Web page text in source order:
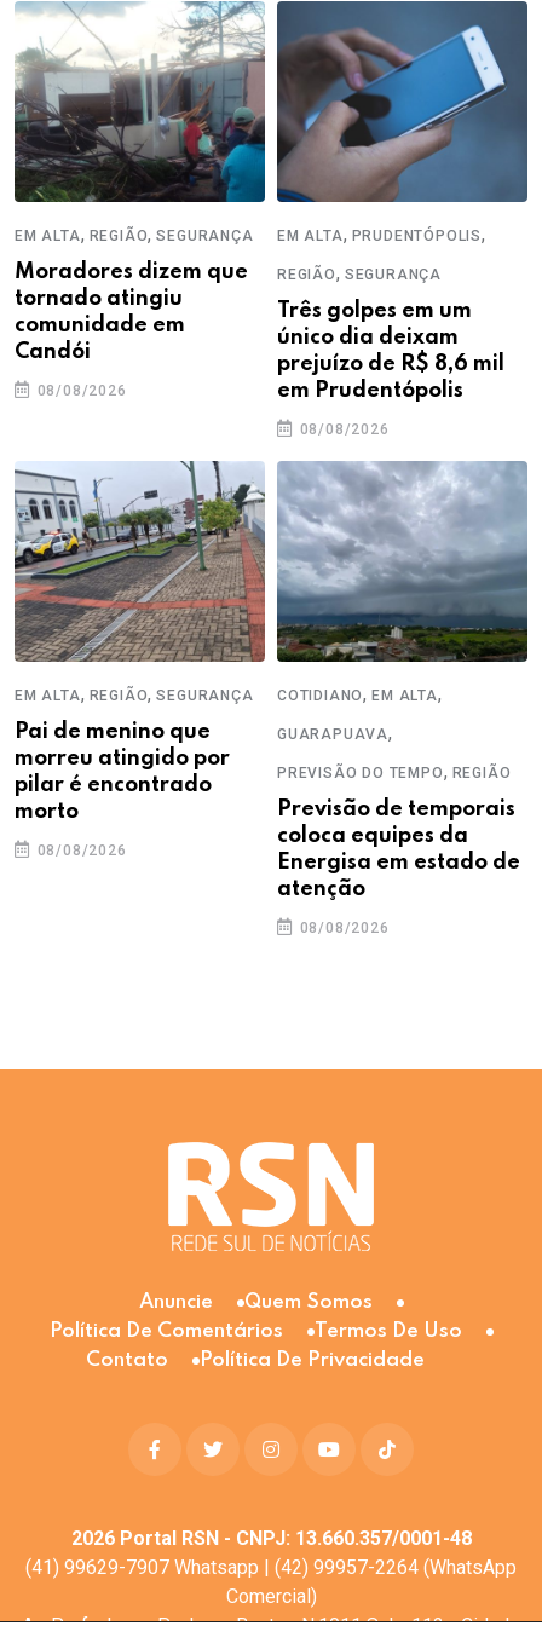
EM ALTA, REGIÃO,SEGURANÇA
Moradores dizem que
tornado atingiu
comunidade em
Candói
08/08/2026
EM ALTA, PRUDENTÓPOLIS,
REGIÃO, SEGURANÇA
Três golpes em um
único dia deixam
prejuízo de R$ 8,6 mil
em Prudentópolis
08/08/2026
EM ALTA, REGIÃO,SEGURANÇA
Pai de menino que
morreu atingido por
pilar é encontrado
morto
08/08/2026
COTIDIANO,EM ALTA,
GUARAPUAVA,
PREVISÃO DO TEMPO, REGIÃO
Previsão de temporais
coloca equipes da
Energisa em estado de
atenção
08/08/2026
Anuncie
Quem Somos
Política De Comentários
Termos De Uso
Contato
Política De Privacidade
2026Portal RSN - CNPJ: 13.660.357/0001-48
(41) 99629-7907 Whatsapp | (42) 99957-2264 (WhatsApp
Comercial)